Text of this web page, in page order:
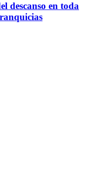
descanso en toda